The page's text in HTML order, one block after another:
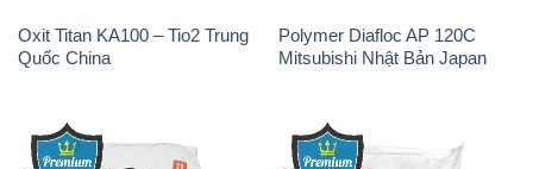
Oxit Titan KA100 – Tio2 Trung
Quốc China
Polymer Diafloc AP 120C
Mitsubishi Nhật Bản Japan